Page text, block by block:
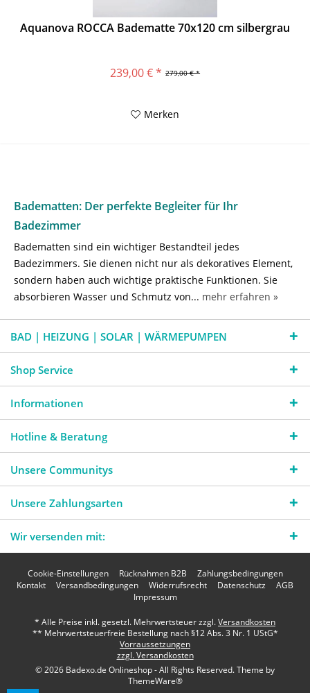
Aquanova ROCCA Badematte 70x120 cm silbergrau
279,00 € *
239,00 € *
Merken
Badematten: Der perfekte Begleiter für Ihr
Badezimmer
Badematten sind ein wichtiger Bestandteil jedes
Badezimmers. Sie dienen nicht nur als dekoratives Element,
sondern haben auch wichtige praktische Funktionen. Sie
absorbieren Wasser und Schmutz von... mehr erfahren »
BAD | HEIZUNG | SOLAR | WÄRMEPUMPEN
Shop Service
Informationen
Hotline & Beratung
Unsere Communitys
Unsere Zahlungsarten
Wir versenden mit:
Cookie-Einstellungen Rücknahmen B2B
Zahlungsbedingungen
Kontakt
Versandbedingungen Widerrufsrecht Datenschutz
AGB
Impressum
* Alle Preise inkl. gesetzl. Mehrwertsteuer zzgl.Versandkosten
** Mehrwertsteuerfreie Bestellung nach §12 Abs. 3 Nr. 1 UStG*
Vorraussetzungen
zzgl. Versandkosten
© 2026 Badexo.de Onlineshop - All Rights Reserved. Theme by
ThemeWare®